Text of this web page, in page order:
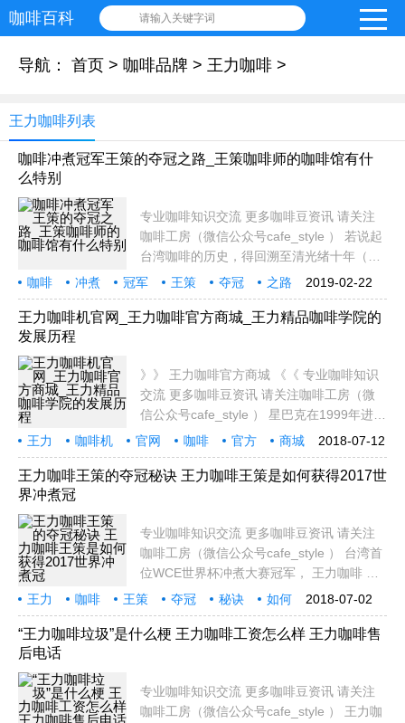
咖啡百科 请输入关键字词
导航： 首页 > 咖啡品牌 > 王力咖啡 >
王力咖啡列表
咖啡冲煮冠军王策的夺冠之路_王策咖啡师的咖啡馆有什
么特别
专业咖啡知识交流 更多咖啡豆资讯 请关注
咖啡工房（微信公众号cafe_style ） 若说起
台湾咖啡的历史，得回溯至清光绪十年（西
元1884年），这是台湾咖啡种植的元年，当
年在今天的新北市三峡区试种，直到日据时
代（西元1935年），才大规模的计画性种
2019-02-22
咖啡 冲煮 冠军 王策 夺冠
之路
咖啡馆
什么 特别 专业
王力咖啡机官网_王力咖啡官方商城_王力精品咖啡学院的
发展历程
》》 王力咖啡官方商城 《《 专业咖啡知识
交流 更多咖啡豆资讯 请关注咖啡工房（微
信公众号cafe_style ） 星巴克在1999年进入
中国大陆，2015年门市将达1,500家，其幕
后最大功臣，就是连锁系统设备商王力咖啡
总裁王朱岑。十多年来他维持轻资产策略，
2018-07-12
王力 咖啡机 官网 咖啡 官方
商城
精品
院的 发展 历程
王力咖啡王策的夺冠秘诀 王力咖啡王策是如何获得2017世
界冲煮冠
专业咖啡知识交流 更多咖啡豆资讯 请关注
咖啡工房（微信公众号cafe_style ） 台湾首
位WCE世界杯冲煮大赛冠军， 王力咖啡 王
策：一杯好咖啡必须和客人产生连结。 以新
人之姿在2016年获得WCE世界杯冲煮大赛
（World Brewers Cup）第三名的王策，于
2018-07-02
王力 咖啡 王策 夺冠 秘诀
如何
获得
2017 世界 冲
“王力咖啡垃圾”是什么梗 王力咖啡工资怎么样 王力咖啡售
后电话
专业咖啡知识交流 更多咖啡豆资讯 请关注
咖啡工房（微信公众号cafe_style ） 王力咖